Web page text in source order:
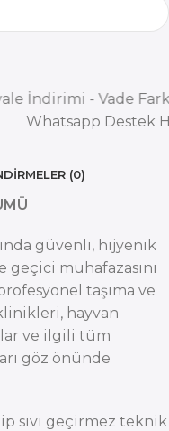
Vade Farksız 3 Taksit
Whatsapp Destek Hattı
(0)
güvenli, hijyenik
geçici muhafazasını
taşıma ve
hayvan
ve ilgili tüm
göz önünde
sıvı geçirmez teknik